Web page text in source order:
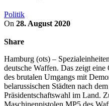
Politik
On 28. August 2020
Share
Hamburg (ots) –
deutsche Waffen. Das zeigt eine
des brutalen Umgangs mit
belarussischen Städten nach
Präsidentschaftswahl im Land.
Maschinenpistolen MP5 des